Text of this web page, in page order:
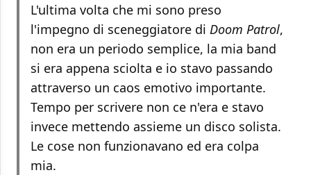
L'ultima volta che mi sono preso
l'impegno di sceneggiatore di Doom Patrol,
non era un periodo semplice, la mia band
si era appena sciolta e io stavo passando
attraverso un caos emotivo importante.
Tempo per scrivere non ce n'era e stavo
invece mettendo assieme un disco solista.
Le cose non funzionavano ed era colpa
mia.